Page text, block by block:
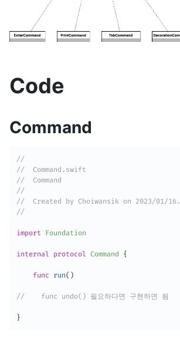
Code
Command
//
//  Command.swift
//  Command
//
//  Created by Choiwansik on 2023/01/16.
//
import Foundation
internal protocol Command {
func run( )
//    func undo() 필요하다면 구현하면 됨
}